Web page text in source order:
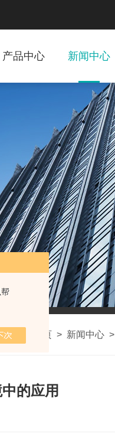
产品中心 新闻中心
位置： 首页 > 新闻中心 >
的应用